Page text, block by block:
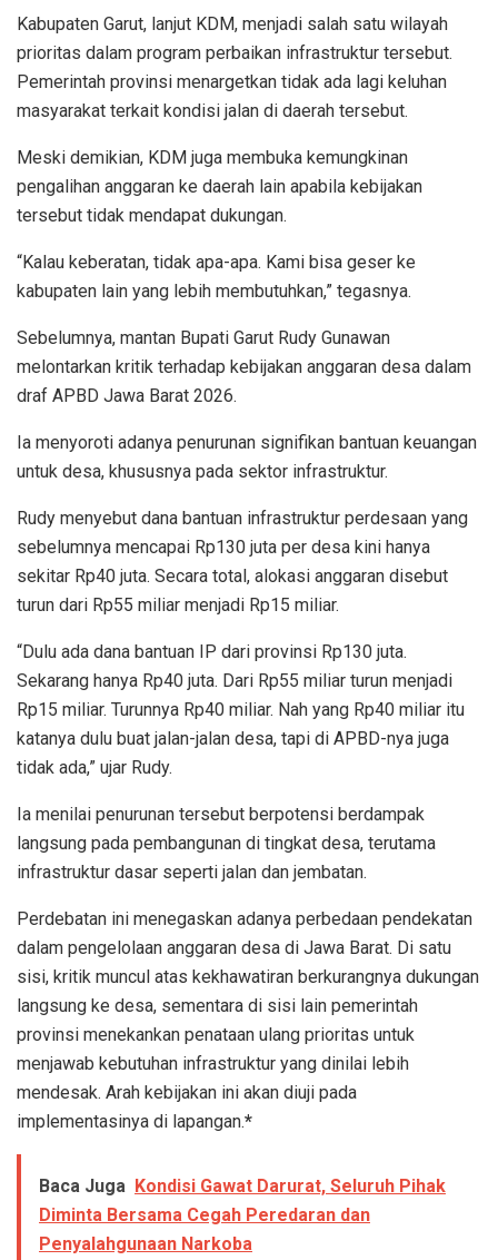
Kabupaten Garut, lanjut KDM, menjadi salah satu wilayah
prioritas dalam program perbaikan infrastruktur tersebut.
Pemerintah provinsi menargetkan tidak ada lagi keluhan
masyarakat terkait kondisi jalan di daerah tersebut.
Meski demikian, KDM juga membuka kemungkinan
pengalihan anggaran ke daerah lain apabila kebijakan
tersebut tidak mendapat dukungan.
“Kalau keberatan, tidak apa-apa. Kami bisa geser ke
kabupaten lain yang lebih membutuhkan,” tegasnya.
Sebelumnya, mantan Bupati Garut Rudy Gunawan
melontarkan kritik terhadap kebijakan anggaran desa dalam
draf APBD Jawa Barat 2026.
Ia menyoroti adanya penurunan signifikan bantuan keuangan
untuk desa, khususnya pada sektor infrastruktur.
Rudy menyebut dana bantuan infrastruktur perdesaan yang
sebelumnya mencapai Rp130 juta per desa kini hanya
sekitar Rp40 juta. Secara total, alokasi anggaran disebut
turun dari Rp55 miliar menjadi Rp15 miliar.
“Dulu ada dana bantuan IP dari provinsi Rp130 juta.
Sekarang hanya Rp40 juta. Dari Rp55 miliar turun menjadi
Rp15 miliar. Turunnya Rp40 miliar. Nah yang Rp40 miliar itu
katanya dulu buat jalan-jalan desa, tapi di APBD-nya juga
tidak ada,” ujar Rudy.
Ia menilai penurunan tersebut berpotensi berdampak
langsung pada pembangunan di tingkat desa, terutama
infrastruktur dasar seperti jalan dan jembatan.
Perdebatan ini menegaskan adanya perbedaan pendekatan
dalam pengelolaan anggaran desa di Jawa Barat. Di satu
sisi, kritik muncul atas kekhawatiran berkurangnya dukungan
langsung ke desa, sementara di sisi lain pemerintah
provinsi menekankan penataan ulang prioritas untuk
menjawab kebutuhan infrastruktur yang dinilai lebih
mendesak. Arah kebijakan ini akan diuji pada
implementasinya di lapangan.*
Baca Juga Kondisi Gawat Darurat, Seluruh Pihak
Diminta Bersama Cegah Peredaran dan
Penyalahgunaan Narkoba